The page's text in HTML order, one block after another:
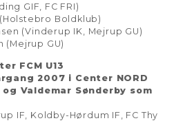
GIF, FC FRI)
Boldklub)
(Vinderup IK, Mejrup GU)
(Mejrup GU)
FCM U13
2007 i Center NORD
Valdemar Sønderby som
IF, Koldby-Hørdum IF, FC Thy